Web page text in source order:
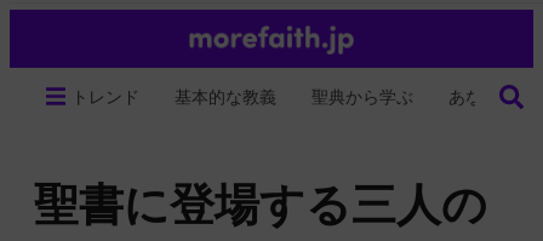
トレンド 基本的な教義 聖典から学ぶ あなたの生
聖書に登場する三人の